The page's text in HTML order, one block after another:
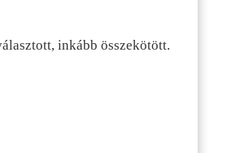
inkább összekötött.